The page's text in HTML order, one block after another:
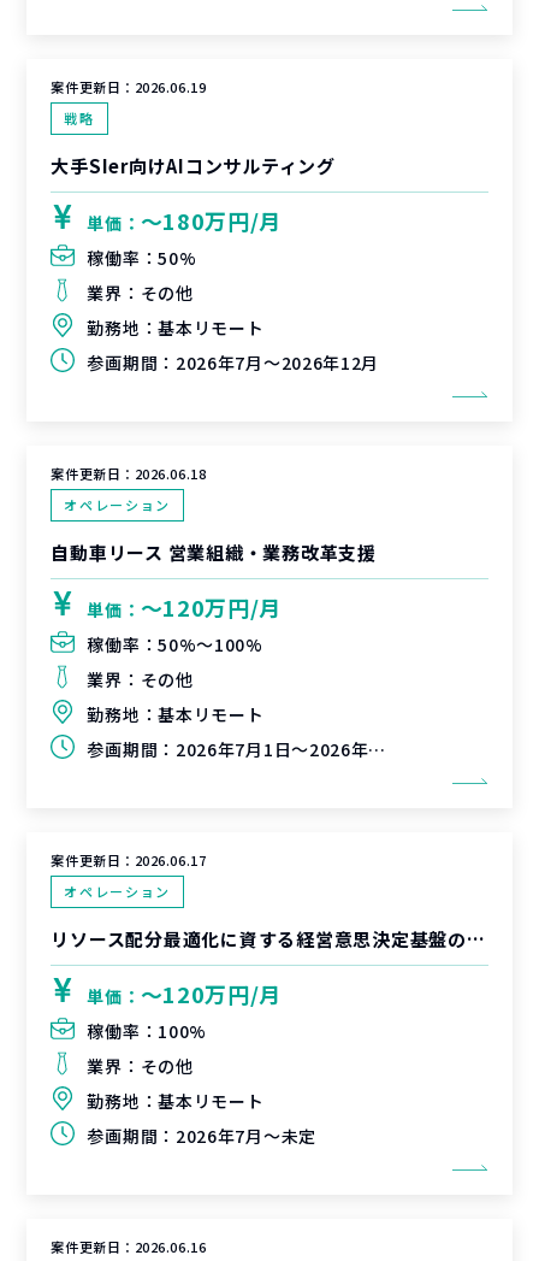
案件更新日： 2026.06.19
戦略
大手SIer向けAIコンサルティング
単価： 〜180万円/月
稼働率：50%
業界： その他
勤務地：基本リモート
参画期間： 2026年7月～2026年12月
案件更新日： 2026.06.18
オペレーション
自動車リース 営業組織・業務改革支援
単価： 〜120万円/月
稼働率：50%〜100%
業界： その他
勤務地：基本リモート
参画期間： 2026年7月1日～2026年9月30日
案件更新日： 2026.06.17
オペレーション
リソース配分最適化に資する経営意思決定基盤の整備支援
単価： 〜120万円/月
稼働率： 100%
業界： その他
勤務地：基本リモート
参画期間： 2026年7月～未定
案件更新日： 2026.06.16